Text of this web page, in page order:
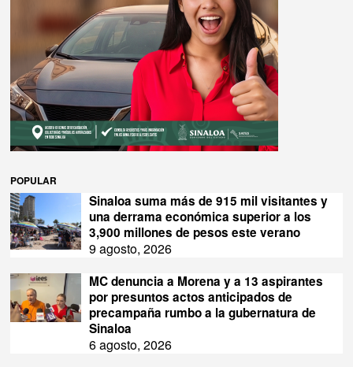
POPULAR
Sinaloa suma más de 915 mil visitantes y
una derrama económica superior a los
3,900 millones de pesos este verano
9 agosto, 2026
MC denuncia a Morena y a 13 aspirantes
por presuntos actos anticipados de
precampaña rumbo a la gubernatura de
Sinaloa
6 agosto, 2026